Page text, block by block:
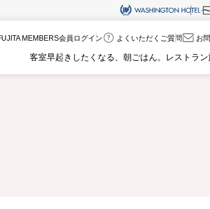
MEMBERS会員ログイン よくいただくご質問 お
客室早起きしたくなる、朝ごはん。 レストラン